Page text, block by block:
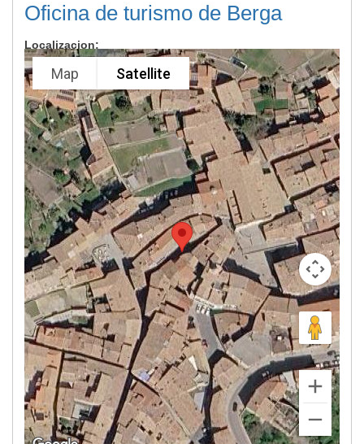
Oficina de turismo de Berga
Localizacion:
Map Satellite